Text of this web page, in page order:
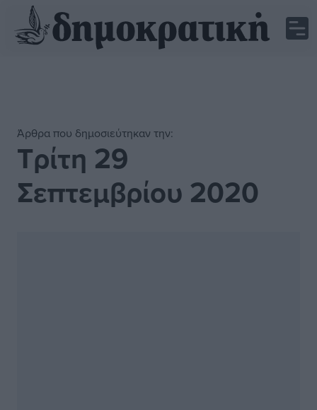
Άρθρα που δημοσιεύτηκαν την:
Τρίτη 29
Σεπτεμβρίου 2020